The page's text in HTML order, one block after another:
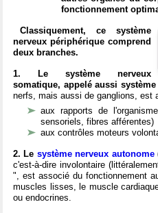
fonctionnement
Classiquement, ce système
nerveux périphérique comprend
deux branches.
1. Le système nerveux
somatique, appelé aussi
nerfs, mais aussi de ganglions, est
aux rapports de
sensoriels, fibres afférentes)
aux contrôles moteurs
2. Le système nerveux autonome
c'est-à-dire involontaire
", est associé du fonctionnement
muscles lisses, le muscle
ou endocrines.